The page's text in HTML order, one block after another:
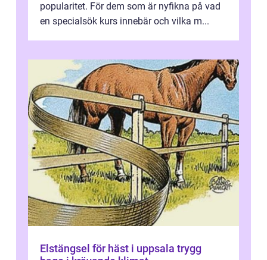
popularitet. För dem som är nyfikna på vad
en specialsök kurs innebär och vilka m...
Elstängsel för häst i uppsala trygg